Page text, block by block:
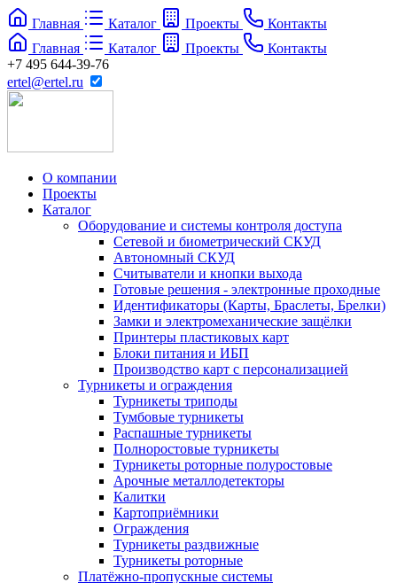
Главная Каталог Проекты
Контакты
Главная
Каталог Проекты
Контакты
+7 495 644-39-76
ertel@ertel.ru
О компании
Проекты
Каталог
Оборудование и системы контроля доступа
Сетевой и биометрический СКУД
Автономный СКУД
Считыватели и кнопки выхода
Готовые решения - электронные проходные
Идентификаторы (Карты, Браслеты, Брелки)
Замки и электромеханические защёлки
Принтеры пластиковых карт
Блоки питания и ИБП
Производство карт с персонализацией
Турникеты и ограждения
Турникеты триподы
Тумбовые турникеты
Распашные турникеты
Полноростовые турникеты
Турникеты роторные полуростовые
Арочные металлодетекторы
Калитки
Картоприёмники
Ограждения
Турникеты раздвижные
Турникеты роторные
Платёжно-пропускные системы